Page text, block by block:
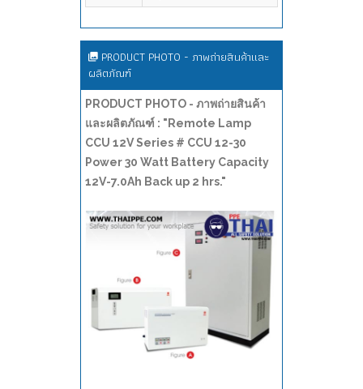
PRODUCT PHOTO - ภาพถ่ายสินค้าและ
ผลิตภัณฑ์
PRODUCT PHOTO - ภาพถ่ายสินค้า
และผลิตภัณฑ์ : "Remote Lamp
CCU 12V Series # CCU 12-30
Power 30 Watt Battery Capacity
12V-7.0Ah Back up 2 hrs."